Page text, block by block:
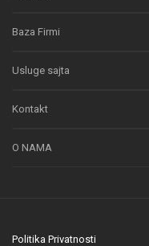
Baza Firmi
Usluge sajta
Kontakt
O NAMA
Politika Privatnosti